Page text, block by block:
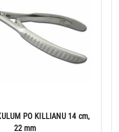
PO KILLIANU 14 cm,
22 mm